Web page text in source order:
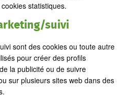
statistiques.
suivi
sont des cookies ou toute autre
pour créer des profils
la publicité ou de suivre
sur plusieurs sites web dans des